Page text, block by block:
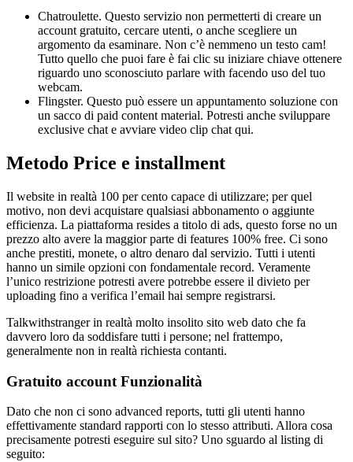
Chatroulette. Questo servizio non permetterti di creare un
account gratuito, cercare utenti, o anche scegliere un
argomento da esaminare. Non c’è nemmeno un testo cam!
Tutto quello che puoi fare è fai clic su iniziare chiave ottenere
riguardo uno sconosciuto parlare with facendo uso del tuo
webcam.
Flingster. Questo può essere un appuntamento soluzione con
un sacco di paid content material. Potresti anche sviluppare
exclusive chat e avviare video clip chat qui.
Metodo Price e installment
Il website in realtà 100 per cento capace di utilizzare; per quel
motivo, non devi acquistare qualsiasi abbonamento o aggiunte
efficienza. La piattaforma resides a titolo di ads, questo forse no un
prezzo alto avere la maggior parte di features 100% free. Ci sono
anche prestiti, monete, o altro denaro dal servizio. Tutti i utenti
hanno un simile opzioni con fondamentale record. Veramente
l’unico restrizione potresti avere potrebbe essere il divieto per
uploading fino a verifica l’email hai sempre registrarsi.
Talkwithstranger in realtà molto insolito sito web dato che fa
davvero loro da soddisfare tutti i persone; nel frattempo,
generalmente non in realtà richiesta contanti.
Gratuito account Funzionalità
Dato che non ci sono advanced reports, tutti gli utenti hanno
effettivamente standard rapporti con lo stesso attributi. Allora cosa
precisamente potresti eseguire sul sito? Uno sguardo al listing di
seguito: